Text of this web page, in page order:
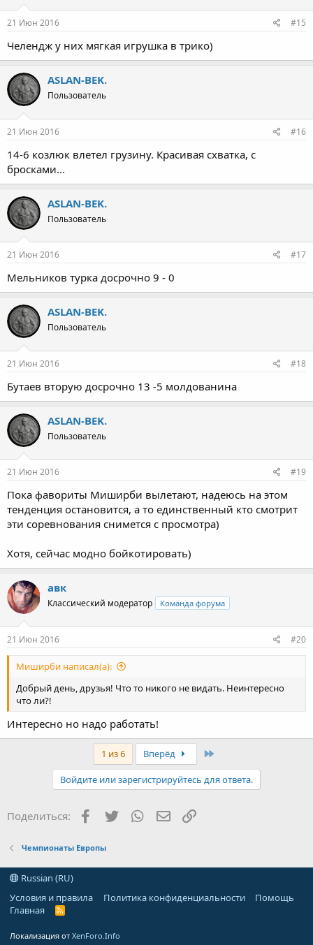
21 Июн 2016 #15
Челендж у них мягкая игрушка в трико)
ASLAN-BEK.
Пользователь
21 Июн 2016 #16
14-6 козлюк влетел грузину. Красивая схватка, с
бросками...
ASLAN-BEK.
Пользователь
21 Июн 2016 #17
Мельников турка досрочно 9 - 0
ASLAN-BEK.
Пользователь
21 Июн 2016 #18
Бутаев вторую досрочно 13 -5 молдованина
ASLAN-BEK.
Пользователь
21 Июн 2016 #19
Пока фавориты Миширби вылетают, надеюсь на этом
тенденция остановится, а то единственный кто смотрит
эти соревнования снимется с просмотра)
Хотя, сейчас модно бойкотировать)
авк
Классический модератор Команда форума
21 Июн 2016 #20
Миширби написал(а):
Добрый день, друзья! Что то никого не видать. Неинтересно
что ли?!
Интересно но надо работать!
1 из 6 Вперёд
Войдите или зарегистрируйтесь для ответа.
Поделиться: Facebook
Twitter WhatsAppЭлектронная почта
Чемпионаты Европы
Russian (RU)
Условия и правила
Политика конфиденциальности
Помощь
Главная
R
Локализация от XenForo.Info